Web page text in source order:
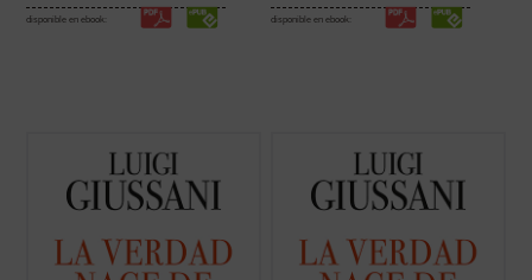
disponible en ebook: disponible en ebook:
El presente volumen recoge las lecciones
pronunciadas por don Luigi Giussani en los
Ejercicios Espirituales de la Fraternidad de
Comunión y Liberación --y los diálogos
consecuentes--, celebrados entre 1988 y
¿Qué es el cristianismo ...(ver ficha)
El presente volumen recoge las lecciones
pronunciadas por don Luigi Giussani en los
Ejercicios Espirituales de la Fraternidad de
Comunión y Liberación --y los diálogos
consecuentes--, celebrados entre 1988 y
¿Qué es el cristianismo ...(ver ficha)